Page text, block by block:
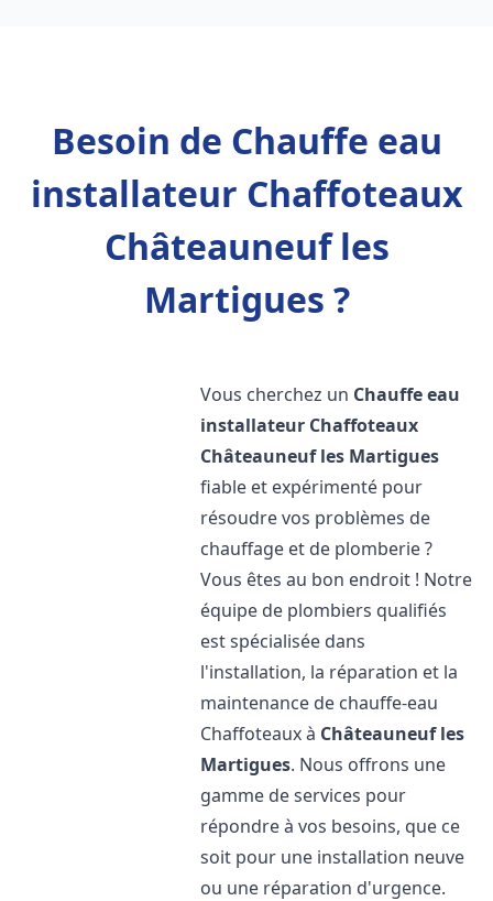
Besoin de Chauffe eau
installateur Chaffoteaux
Châteauneuf les
Martigues ?
Vous cherchez un Chauffe eau
installateur Chaffoteaux
Châteauneuf les Martigues
fiable et expérimenté pour
résoudre vos problèmes de
chauffage et de plomberie ?
Vous êtes au bon endroit ! Notre
équipe de plombiers qualifiés
est spécialisée dans
l'installation, la réparation et la
maintenance de chauffe-eau
Chaffoteaux à Châteauneuf les
Martigues. Nous offrons une
gamme de services pour
répondre à vos besoins, que ce
soit pour une installation neuve
ou une réparation d'urgence.